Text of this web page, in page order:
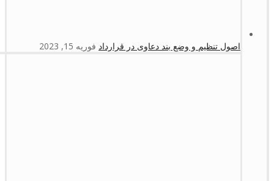
اصول تنظیم و وضع بند دعاوی در قرارداد فوریه 15, 2023